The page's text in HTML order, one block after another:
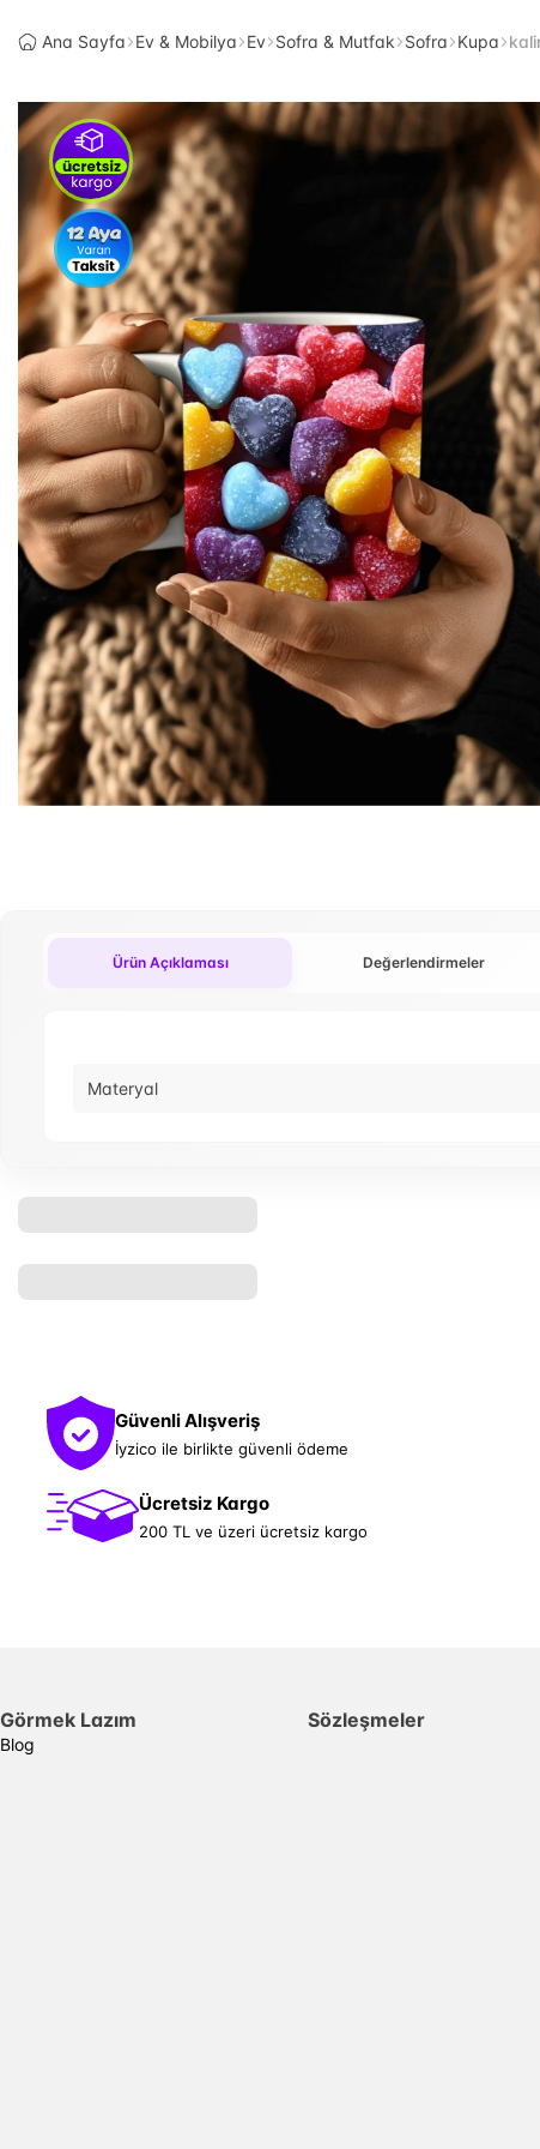
Ana Sayfa Ev & Mobilya Ev Sofra & Mutfak Sofra Kupa
Ürün Açıklaması Değerlendirmeler
Materyal
Güvenli Alışveriş
İyzico ile birlikte güvenli ödeme
Ücretsiz Kargo
200 TL ve üzeri ücretsiz kargo
Görmek Lazım
Blog
Sözleşmeler